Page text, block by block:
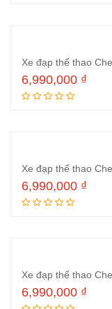
Xe đạp thể thao
6,990,000 ₫
Xe đạp thể thao
6,990,000 ₫
Xe đạp thể thao
6,990,000 ₫